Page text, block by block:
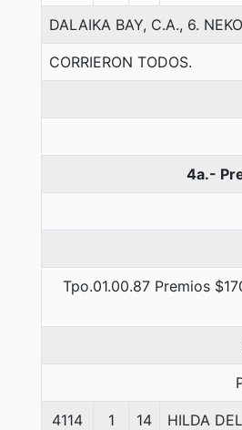
DALAIKA BAY, C.A., 6.
CORRIERON TODOS.
4a.-
Tpo.01.00.87 Premios
4114 1 14 HILDA